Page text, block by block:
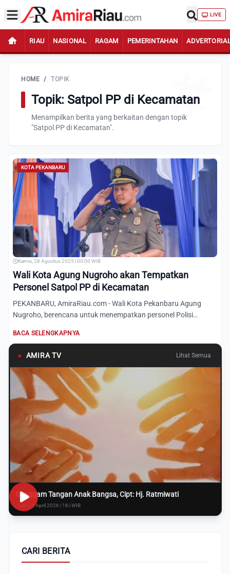
LIVE
RIAU NASIONAL RAGAM PEMERINTAHAN
HOME / TOPIK
Topik: Satpol PP di Kecamatan
Menampilkan berita yang berkaitan dengan topik
"Satpol PP di Kecamatan".
KOTA PEKANBARU
Kamis, 28 Agustus 2025 | 00:00 WIB
Wali Kota Agung Nugroho akan Tempatkan
Personel Satpol PP di Kecamatan
PEKANBARU, AmiraRiau.com - Wali Kota Pekanbaru Agung
Nugroho, berencana untuk menempatkan personel Polisi
BACA SELENGKAPNYA
● AMIRA TV Lihat Semua
Genggam Tangan Anak Bangsa, Cipt: Hj. Ratmiwati
Rabu, 8 April 2026 | 16:i WIB
CARI BERITA